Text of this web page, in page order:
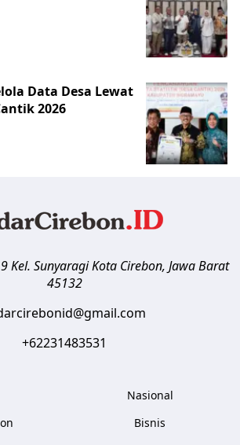
Data Desa Lewat
2026
Kel. SunyaragiKota Cirebon, Jawa Barat
45132
+62231483531
Nasional
Bisnis